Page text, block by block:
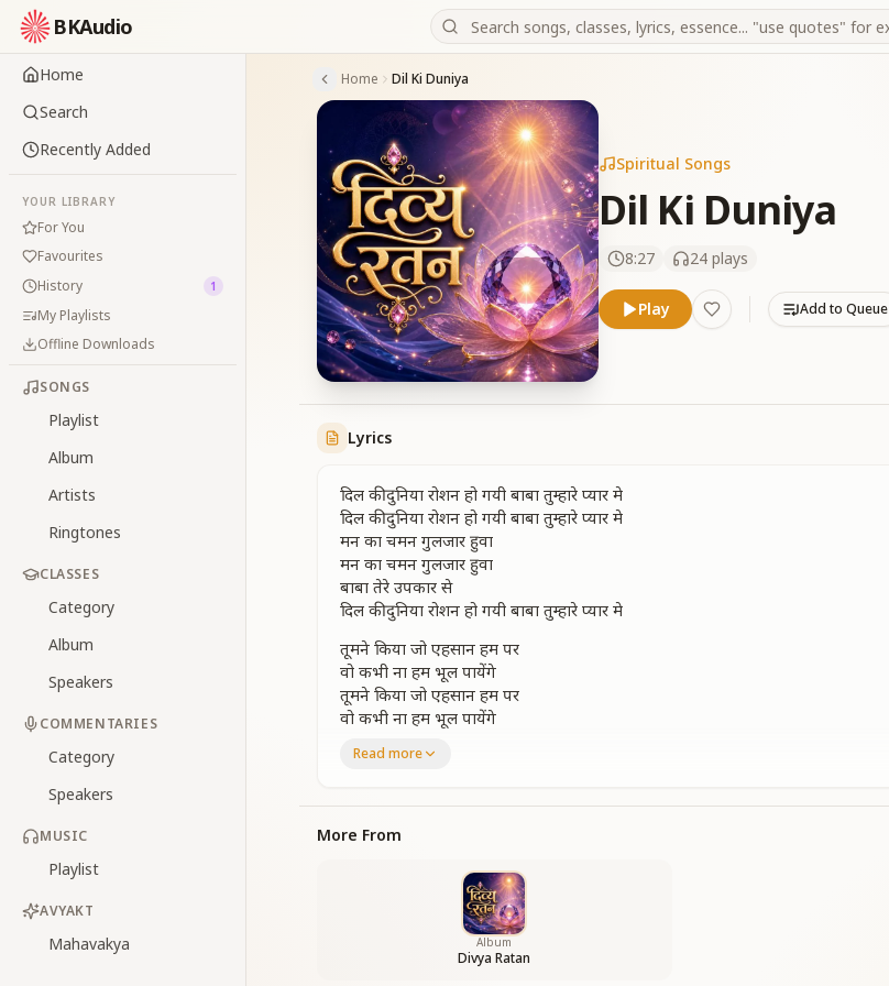
BKAudio
Home
Search
Recently Added
YOUR LIBRARY
For You
Favourites
History
1
My Playlists
Offline Downloads
SONGS
Playlist
Album
Artists
Ringtones
CLASSES
Category
Album
Speakers
COMMENTARIES
Category
Speakers
MUSIC
Playlist
AVYAKT
Mahavakya
Home Dil Ki Duniya
Spiritual Songs
Dil Ki Duniya
8:27 24 plays
Play Add to Queue
Lyrics
दिल की दुनिया रोशन हो गयी बाबा तुम्हारे प्यार मे
दिल की दुनिया रोशन हो गयी बाबा तुम्हारे प्यार मे
मन का चमन गुलजार हुवा
मन का चमन गुलजार हुवा
बाबा तेरे उपकार से
दिल की दुनिया रोशन हो गयी बाबा तुम्हारे प्यार मे
तूमने किया जो एहसान हम पर
वो कभी ना हम भूल पायेंगे
तूमने किया जो एहसान हम पर
वो कभी ना हम भूल पायेंगे
इनकी गुण गाण गायेंगे तेरे
धन्य हुई आंखे मेरी
बाबा तेरी दीदार से
अ आ अ आ अ आ अ आ अ आ
साथी बनकर साथ निभाते हो
शिक्षक बनके हमे पढ़ाते हो
साथी बनकर साथ निभाते हो
Read more
More From
Album
Divya Ratan